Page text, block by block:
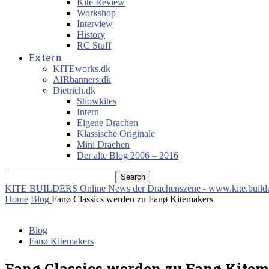
Kite Review
Workshop
Interview
History
RC Stuff
Extern
KITEworks.dk
AIRbanners.dk
Dietrich.dk
Showkites
Intern
Eigene Drachen
Klassische Originale
Mini Drachen
Der alte Blog 2006 – 2016
KITE BUILDERS Online News der Drachenszene -
Home Blog Fanø Classics werden zu Fanø Kitemakers
Blog
Fanø Kitemakers